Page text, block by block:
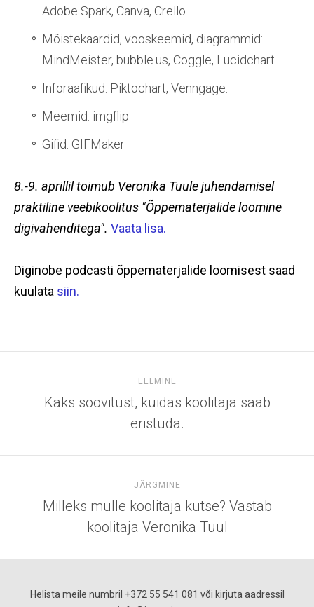
Adobe Spark, Canva, Crello.
Mõistekaardid, vooskeemid, diagrammid:
MindMeister, bubble.us, Coggle, Lucidchart.
Inforaafikud: Piktochart, Venngage.
Meemid: imgflip
Gifid: GIFMaker
8.-9. aprillil toimub Veronika Tuule juhendamisel
praktiline veebikoolitus "Õppematerjalide loomine
digivahenditega". Vaata lisa.
Diginobe podcasti õppematerjalide loomisest saad
kuulata siin.
EELMINE
Kaks soovitust, kuidas koolitaja saab
eristuda.
JÄRGMINE
Milleks mulle koolitaja kutse? Vastab
koolitaja Veronika Tuul
Helista meile numbril +372 55 541 081 või kirjuta aadressil